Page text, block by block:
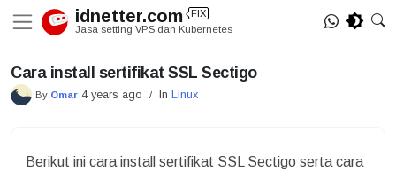
idnetter.com FIX
Jasa setting VPS dan Kubernetes
Cara install sertifikat SSL Sectigo
By Omar 4 years ago / In Linux
Berikut ini cara install sertifikat SSL Sectigo serta cara